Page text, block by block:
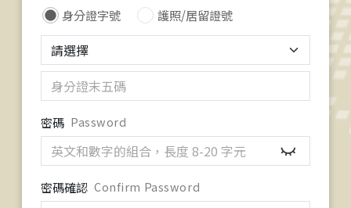
身分證字號 護照/居留證號
密碼 Password
密碼確認 Confirm Password